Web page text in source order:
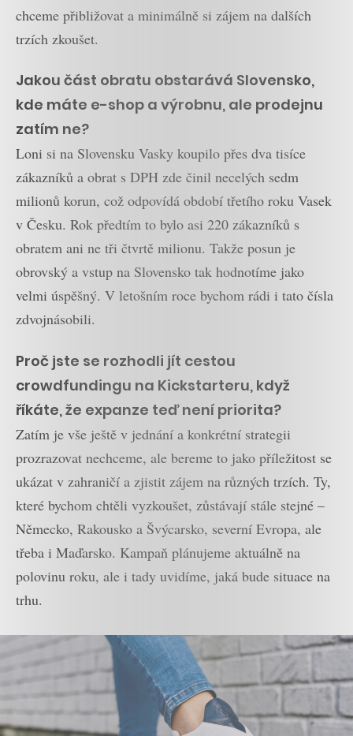
chceme přibližovat a minimálně si zájem na dalších
trzích zkoušet.
Jakou část obratu obstarává Slovensko,
kde máte e-shop a výrobnu, ale prodejnu
zatím ne?
Loni si na Slovensku Vasky koupilo přes dva tisíce
zákazníků a obrat s DPH zde činil necelých sedm
milionů korun, což odpovídá období třetího roku Vasek
v Česku. Rok předtím to bylo asi 220 zákazníků s
obratem ani ne tři čtvrtě milionu. Takže posun je
obrovský a vstup na Slovensko tak hodnotíme jako
velmi úspěšný. V letošním roce bychom rádi i tato čísla
zdvojnásobili.
Proč jste se rozhodli jít cestou
crowdfundingu na Kickstarteru, když
říkáte, že expanze teď není priorita?
Zatím je vše ještě v jednání a konkrétní strategii
prozrazovat nechceme, ale bereme to jako příležitost se
ukázat v zahraničí a zjistit zájem na různých trzích. Ty,
které bychom chtěli vyzkoušet, zůstávají stále stejné –
Německo, Rakousko a Švýcarsko, severní Evropa, ale
třeba i Maďarsko. Kampaň plánujeme aktuálně na
polovinu roku, ale i tady uvidíme, jaká bude situace na
trhu.